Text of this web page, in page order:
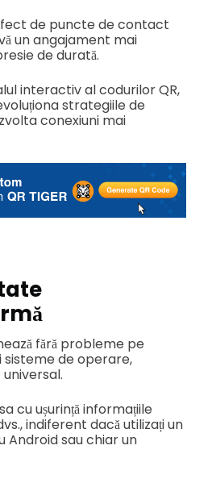
de puncte de contact
un angajament mai
de durată.
interactiv al codurilor QR,
strategiile de
conexiuni mai
fără probleme pe
sisteme de operare,
cu ușurință informațiile
indiferent dacă utilizați un
Android sau chiar un